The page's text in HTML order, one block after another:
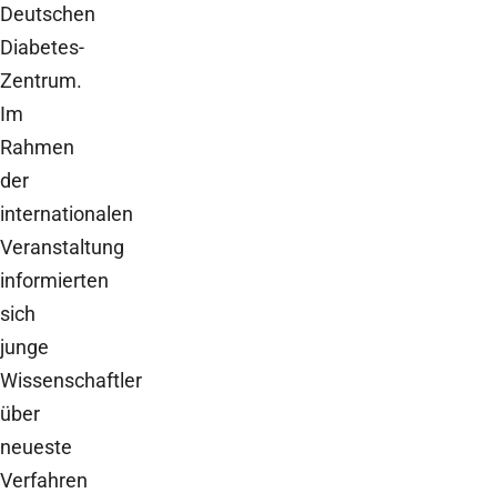
Deutschen
Diabetes-
Zentrum.
Im
Rahmen
der
internationalen
Veranstaltung
informierten
sich
junge
Wissenschaftler
über
neueste
Verfahren